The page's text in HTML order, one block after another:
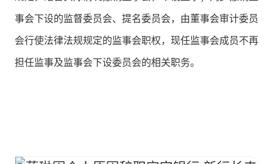
事会下设的监督委员会、提名委员会，由董事会审计委员
会行使法律法规规定的监事会职权，现任监事会成员不再
担任监事及监事会下设委员会的相关职务。